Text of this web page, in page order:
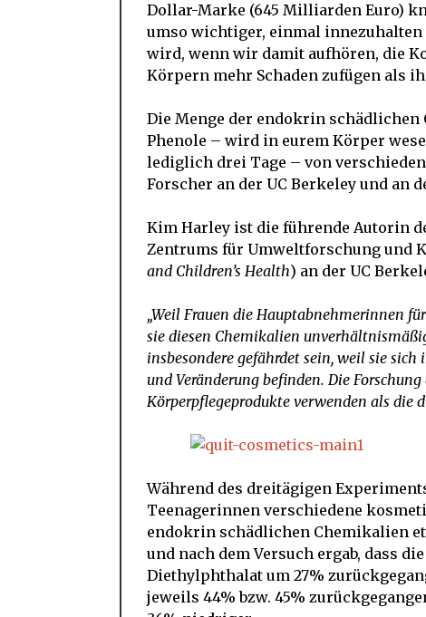
Dollar-Marke (645 Milliarden Euro)
umso wichtiger, einmal
wird, wenn wir damit aufhören, die
Körpern mehr Schaden zufügen als
Die Menge der endokrin schädlichen
Phenole – wird in eurem Körper
lediglich drei Tage – von
Forscher an der UC Berkeley und an
Kim Harley ist die führende Autorin
Zentrums für Umweltforschung und
and Children’s Health) an der UC
„Weil Frauen die Hauptabnehmerinnen
sie diesen Chemikalien
insbesondere gefährdet sein, weil sie
und Veränderung befinden. Die
Körperpflegeprodukte verwenden als die
Während des dreitägigen
Teenagerinnen verschiedene
endokrin schädlichen Chemikalien
und nach dem Versuch ergab, dass
Diethylphthalat um 27%
jeweils 44% bzw. 45%